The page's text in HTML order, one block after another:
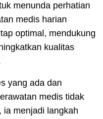
menunda perhatian
medis harian
optimal, mendukung
kualitas
yang ada dan
medis tidak
ia menjadi langkah